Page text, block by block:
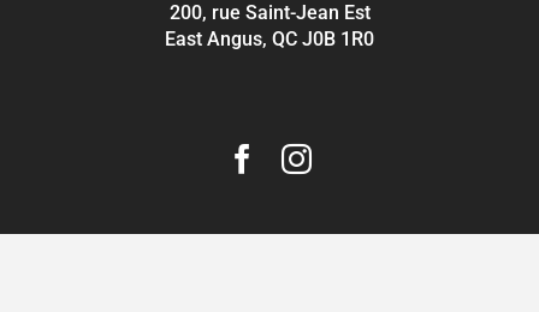
200, rue Saint-Jean Est
East Angus, QC J0B 1R0